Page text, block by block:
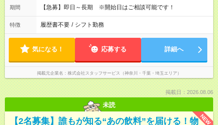
期間 【急募】即日～長期 ※開始日はご相談可能です！
特徴 履歴書不要 / シフト勤務
気になる！ 応募する 詳細へ
掲載元企業名 株式会社スタッフサービス（神奈川・千葉・埼玉エリア）
掲載日：2026.08.06
未読
NEW
【2名募集】誰もが知る“あの飲料”を届ける！物